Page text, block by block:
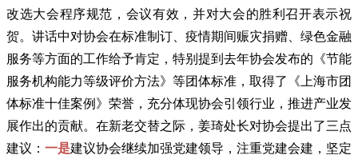
改选大会程序规范，会议有效，并对大会的胜利召开表示祝
贺。讲话中对协会在标准制订、疫情期间赈灾捐赠、绿色金融
服务等方面的工作给予肯定，特别提到去年协会发布的《节能
服务机构能力等级评价方法》等团体标准，取得了《上海市团
体标准十佳案例》荣誉，充分体现协会引领行业，推进产业发
展作出的贡献。在新老交替之际，姜琦处长对协会提出了三点
建议： 一是建议协会继续加强党建领导，注重党建会建，坚定